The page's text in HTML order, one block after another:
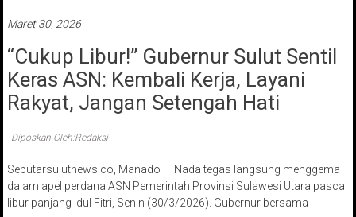
Maret 30, 2026
“Cukup Libur!” Gubernur Sulut Sentil
Keras ASN: Kembali Kerja, Layani
Rakyat, Jangan Setengah Hati
Diposkan Oleh:Redaksi
Seputarsulutnews.co, Manado — Nada tegas langsung menggema
dalam apel perdana ASN Pemerintah Provinsi Sulawesi Utara pasca
libur panjang Idul Fitri, Senin (30/3/2026). Gubernur bersama